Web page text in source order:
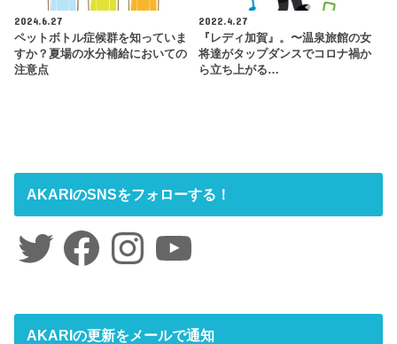
2024.6.27
ペットボトル症候群を知っていま
すか？夏場の水分補給においての
注意点
2022.4.27
『レディ加賀』。〜温泉旅館の女
将達がタップダンスでコロナ禍か
ら立ち上がる…
AKARIのSNSをフォローする！
Twitter FacebookInstagramYouTube
AKARIの更新をメールで通知